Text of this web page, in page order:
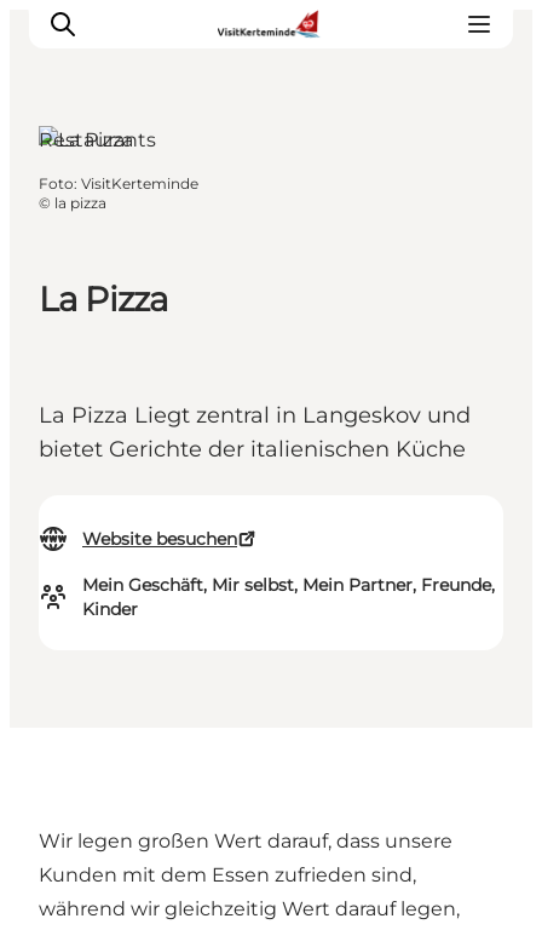
Sehenswürdigkeiten
Unterkünfte
La Pizza
La Pizza Liegt zentral in Langeskov und
bietet Gerichte der italienischen Küche
Website besuchen
Mein Geschäft, Mir selbst, Mein Partner, Freunde,
Kinder
Restaurants
Foto: VisitKerteminde
© la pizza
Wir legen großen Wert darauf, dass unsere
Kunden mit dem Essen zufrieden sind,
während wir gleichzeitig Wert darauf legen,